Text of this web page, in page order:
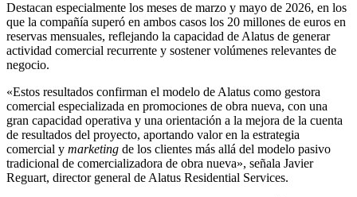
Destacan especialmente los meses de marzo y mayo de 2026, en los
que la compañía superó en ambos casos los 20 millones de euros en
reservas mensuales, reflejando la capacidad de Alatus de generar
actividad comercial recurrente y sostener volúmenes relevantes de
negocio.
«Estos resultados confirman el modelo de Alatus como gestora
comercial especializada en promociones de obra nueva, con una
gran capacidad operativa y una orientación a la mejora de la cuenta
de resultados del proyecto, aportando valor en la estrategia
comercial y marketing de los clientes más allá del modelo pasivo
tradicional de comercializadora de obra nueva», señala Javier
Reguart, director general de Alatus Residential Services.